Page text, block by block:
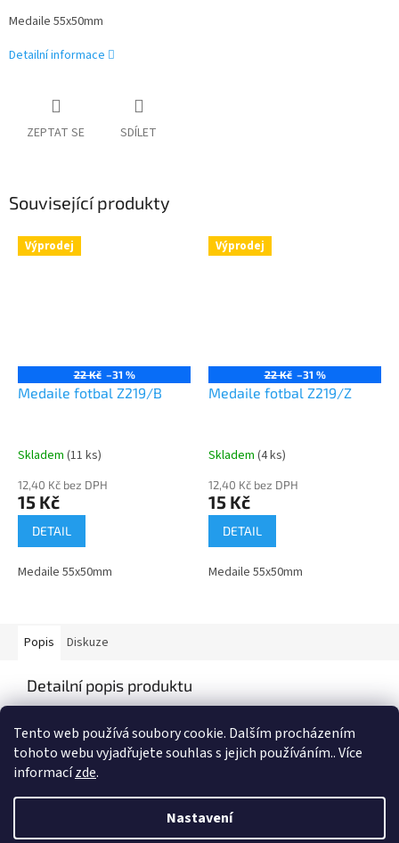
Tento web používá soubory cookie. Dalším procházením
tohoto webu vyjadřujete souhlas s jejich používáním.. Více
informacízde.
Nastavení
Medaile 55x50mm
Detailní informace
ZEPTAT SE SDÍLET
Související produkty
Výprodej
22 Kč –31 %
Medaile fotbal Z219/B
Skladem (11 ks)
12,40 Kč bez DPH
15 Kč
DETAIL
Medaile 55x50mm
Výprodej
22 Kč –31 %
Medaile fotbal Z219/Z
Skladem (4 ks)
12,40 Kč bez DPH
15 Kč
DETAIL
Medaile 55x50mm
Popis Diskuze
Detailní popis produktu
Vytvořil Shoptet